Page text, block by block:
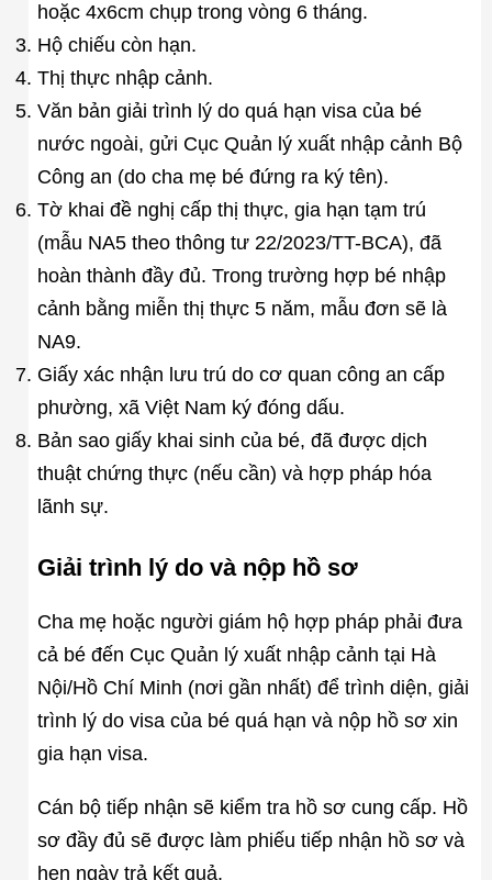
hoặc 4x6cm chụp trong vòng 6 tháng.
Hộ chiếu còn hạn.
Thị thực nhập cảnh.
Văn bản giải trình lý do quá hạn visa của bé
nước ngoài, gửi Cục Quản lý xuất nhập cảnh Bộ
Công an (do cha mẹ bé đứng ra ký tên).
Tờ khai đề nghị cấp thị thực, gia hạn tạm trú
(mẫu NA5 theo thông tư 22/2023/TT-BCA), đã
hoàn thành đầy đủ. Trong trường hợp bé nhập
cảnh bằng miễn thị thực 5 năm, mẫu đơn sẽ là
NA9.
Giấy xác nhận lưu trú do cơ quan công an cấp
phường, xã Việt Nam ký đóng dấu.
Bản sao giấy khai sinh của bé, đã được dịch
thuật chứng thực (nếu cần) và hợp pháp hóa
lãnh sự.
Giải trình lý do và nộp hồ sơ
Cha mẹ hoặc người giám hộ hợp pháp phải đưa
cả bé đến Cục Quản lý xuất nhập cảnh tại Hà
Nội/Hồ Chí Minh (nơi gần nhất) để trình diện, giải
trình lý do visa của bé quá hạn và nộp hồ sơ xin
gia hạn visa.
Cán bộ tiếp nhận sẽ kiểm tra hồ sơ cung cấp. Hồ
sơ đầy đủ sẽ được làm phiếu tiếp nhận hồ sơ và
hẹn ngày trả kết quả.